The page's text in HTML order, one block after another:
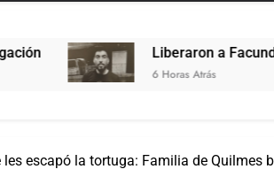
Liberaron a Facundo
6 Horas Atrás
les escapó la tortuga: Familia de Quilmes